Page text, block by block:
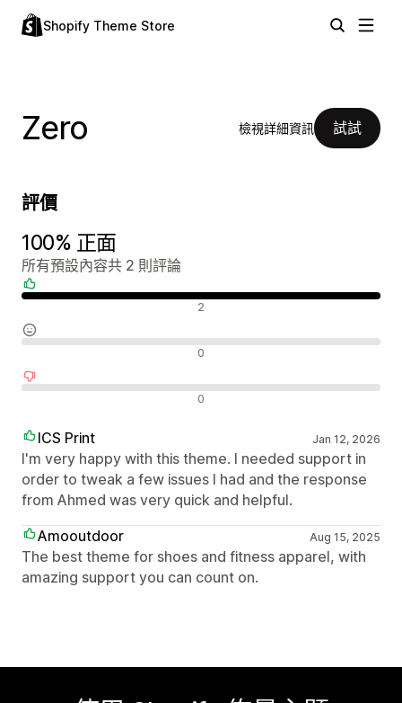
Shopify Theme Store
Zero 檢視詳細資訊 試試
評價
100% 正面
所有預設內容共 2 則評論
2
0
0
ICS Print Jan 12, 2026
I'm very happy with this theme. I needed support in
order to tweak a few issues I had and the response
from Ahmed was very quick and helpful.
Amooutdoor
Aug 15, 2025
The best theme for shoes and fitness apparel, with
amazing support you can count on.